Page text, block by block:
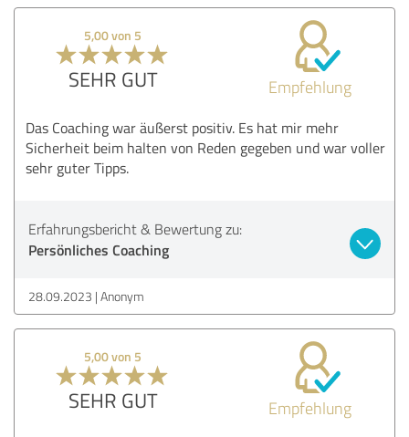
5,00 von 5
SEHR GUT Empfehlung
Das Coaching war äußerst positiv. Es hat mir mehr
Sicherheit beim halten von Reden gegeben und war voller
sehr guter Tipps.
Erfahrungsbericht & Bewertung zu:
Persönliches Coaching
28.09.2023 Anonym
5,00 von 5
SEHR GUT Empfehlung